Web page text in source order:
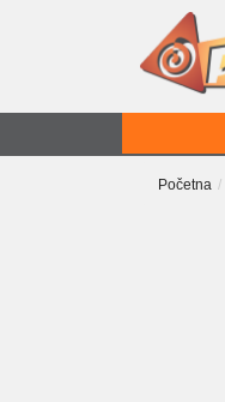
Početna